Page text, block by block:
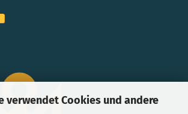
verwendet Cookies und andere